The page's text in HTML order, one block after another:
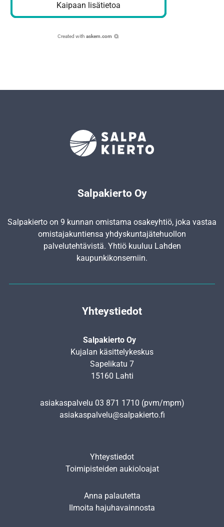
Kaipaan lisätietoa
Created with askem.com
Salpakierto Oy
Salpakierto on 9 kunnan omistama osakeyhtiö, joka vastaa
omistajakuntiensa yhdyskunta­jätehuollon
palvelutehtävistä. Yhtiö kuuluu Lahden
kaupunkikonserniin.
Yhteystiedot
Salpakierto Oy
Kujalan käsittelykeskus
Sapelikatu 7
15160 Lahti
asiakaspalvelu 03 871 1710 (pvm/mpm)
asiakaspalvelu@salpakierto.fi
Yhteystiedot
Toimipisteiden aukioloajat
Anna palautetta
Ilmoita hajuhavainnosta